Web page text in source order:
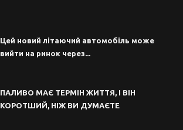
Цей новий літаючий автомобіль може
вийти на ринок через...
ПАЛИВО МАЄ ТЕРМІН ЖИТТЯ, І ВІН
КОРОТШИЙ, НІЖ ВИ ДУМАЄТЕ